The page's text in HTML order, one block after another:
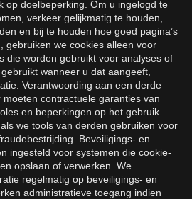
op doelbeperking. Om u ingelogd te
verkeer gelijkmatig te houden,
en bij te houden hoe goed pagina’s
gebruiken we cookies alleen voor
die worden gebruikt voor analyses of
wanneer u dat aangeeft,
Verantwoording aan een derde
contractuele garanties van
en beperkingen op het gebruik
we tools van derden gebruiken voor
Beveiligings- en
ingesteld voor systemen die cookie-
opslaan of verwerken. We
regelmatig op beveiligings- en
administratieve toegang indien